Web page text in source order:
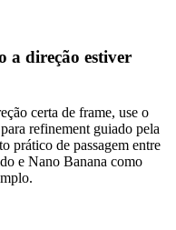
a direção estiver
certa de frame, use o
refinement guiado pela
prático de passagem entre
e Nano Banana como